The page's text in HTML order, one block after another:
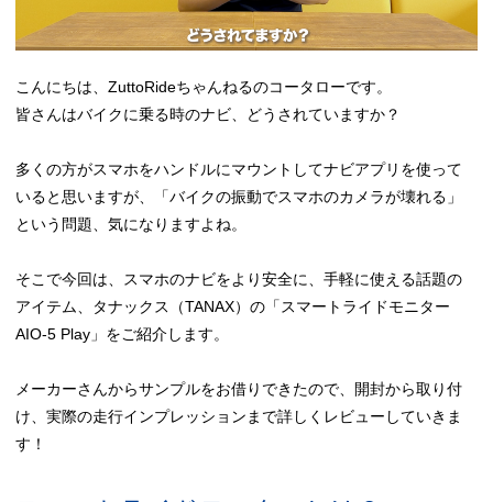
こんにちは、ZuttoRideちゃんねるのコータローです。
皆さんはバイクに乗る時のナビ、どうされていますか？
多くの方がスマホをハンドルにマウントしてナビアプリを使って
いると思いますが、「バイクの振動でスマホのカメラが壊れる」
という問題、気になりますよね。
そこで今回は、スマホのナビをより安全に、手軽に使える話題の
アイテム、タナックス（TANAX）の「スマートライドモニター
AIO-5 Play」をご紹介します。
メーカーさんからサンプルをお借りできたので、開封から取り付
け、実際の走行インプレッションまで詳しくレビューしていきま
す！